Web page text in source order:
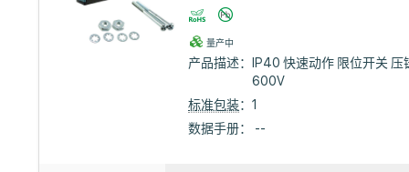
量产中
产品描述：
IP40 快速动作 限位开关
600V
标准包装：1
数据手册： --